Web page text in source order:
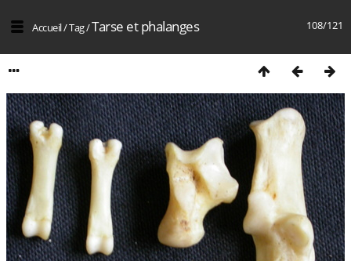
108/121
Accueil/Tag/Tarse et phalanges